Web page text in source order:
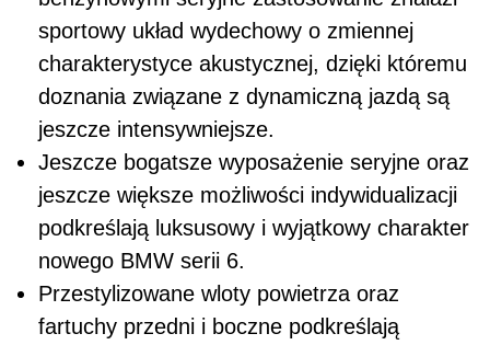
sportowy układ wydechowy o zmiennej
charakterystyce akustycznej, dzięki któremu
doznania związane z dynamiczną jazdą są
jeszcze intensywniejsze.
Jeszcze bogatsze wyposażenie seryjne oraz
jeszcze większe możliwości indywidualizacji
podkreślają luksusowy i wyjątkowy charakter
nowego BMW serii 6.
Przestylizowane wloty powietrza oraz
fartuchy przedni i boczne podkreślają